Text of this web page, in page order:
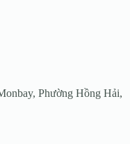
Phường Hồng Hải,